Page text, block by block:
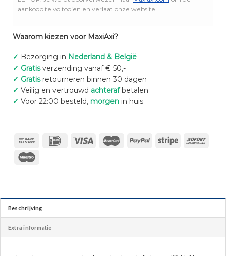
aankoop te voltooien en verlaat onze website.
Waarom kiezen voor MaxiAxi?
✓ Bezorging in Nederland & België
✓ Gratisverzending vanaf € 50,-
✓ Gratisretourneren binnen 30 dagen
✓ Veilig en vertrouwd achterafbetalen
✓ Voor 22:00 besteld, morgenin huis
Beschrijving
Extra informatie